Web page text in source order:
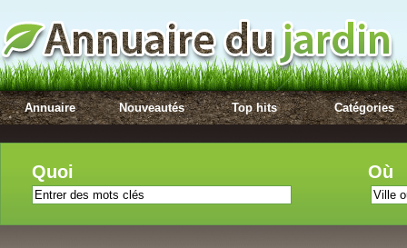
Annuaire Nouveautés Top hits Catégories
Quoi Où